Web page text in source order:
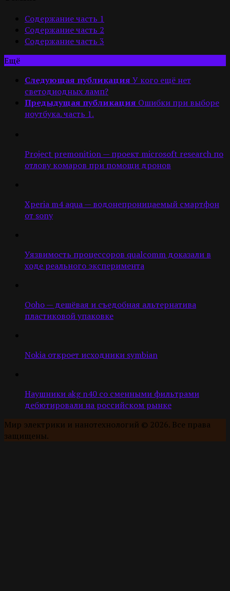
Содержание часть 1
Содержание часть 2
Содержание часть 3
Ещё
Следующая публикация У кого ещё нет
светодиодных ламп?
Предыдущая публикация Ошибки при выборе
ноутбука. часть 1.
Project premonition — проект microsoft research по
отлову комаров при помощи дронов
Xperia m4 aqua — водонепроницаемый смартфон
от sony
Уязвимость процессоров qualcomm доказали в
ходе реального эксперимента
Ooho — дешёвая и съедобная альтернатива
пластиковой упаковке
Nokia откроет исходники symbian
Наушники akg n40 со сменными фильтрами
дебютировали на российском рынке
Мир электрики и нанотехнологий © 2026. Все права
защищены.